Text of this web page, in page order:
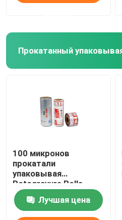
Прокатанный
100 микронов
прокатали
упаковывая
Rotogravure Rolls
печатая слоистый
крен фильма
Лучшая цена